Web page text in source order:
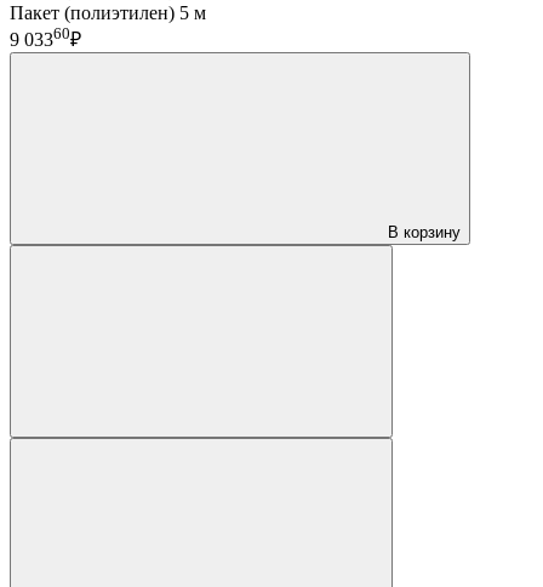
Пакет (полиэтилен) 5 м
9 03360₽
В корзину